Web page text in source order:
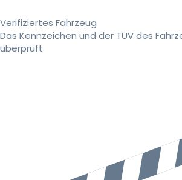
Verifiziertes Fahrzeug
Das Kennzeichen und der TÜV des
überprüft